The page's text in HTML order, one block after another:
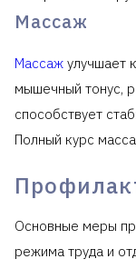
Массаж
Массаж улучшает
мышечный тонус,
способствует
Полный курс
Основные меры
режима труда и